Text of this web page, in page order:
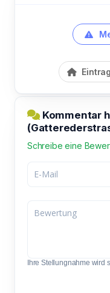
Kommentar
Schreibe eine
Ihre Stellungnahme wird